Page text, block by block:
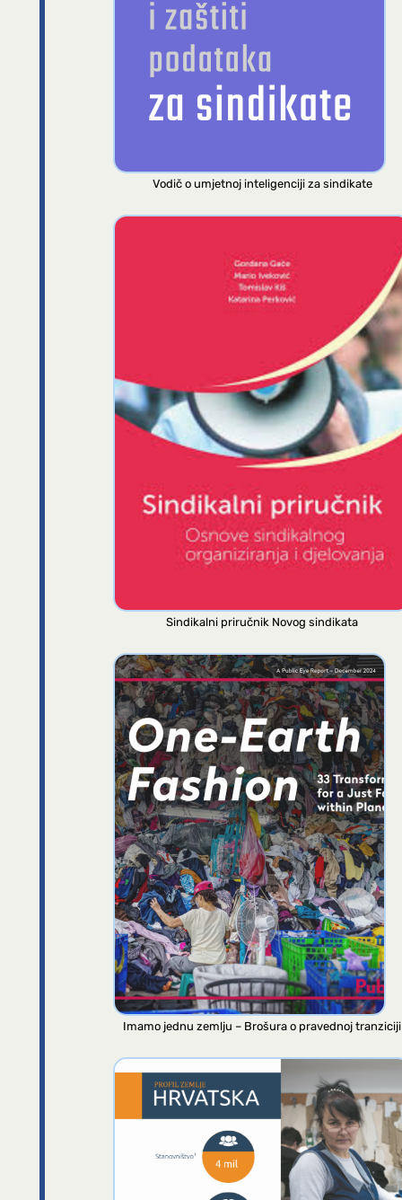
Vodič o umjetnoj inteligenciji za sindikate
Sindikalni priručnik Novog sindikata
Imamo jednu zemlju – Brošura o pravednoj tranziciji